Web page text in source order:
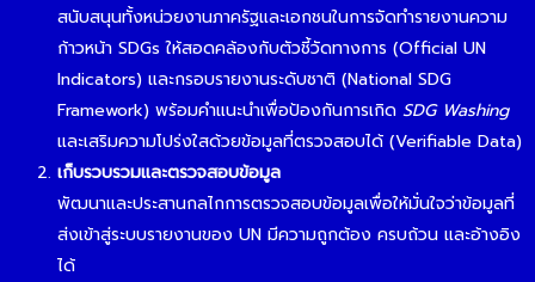
สนับสนุนทั้งหน่วยงานภาครัฐและเอกชนในการจัดทำรายงานความ
ก้าวหน้า SDGs ให้สอดคล้องกับตัวชี้วัดทางการ (Official UN
Indicators) และกรอบรายงานระดับชาติ (National SDG
Framework) พร้อมคำแนะนำเพื่อป้องกันการเกิด SDG Washing
และเสริมความโปร่งใสด้วยข้อมูลที่ตรวจสอบได้ (Verifiable Data)
เก็บรวบรวมและตรวจสอบข้อมูล
พัฒนาและประสานกลไกการตรวจสอบข้อมูลเพื่อให้มั่นใจว่าข้อมูลที่
ส่งเข้าสู่ระบบรายงานของ UN มีความถูกต้อง ครบถ้วน และอ้างอิง
ได้